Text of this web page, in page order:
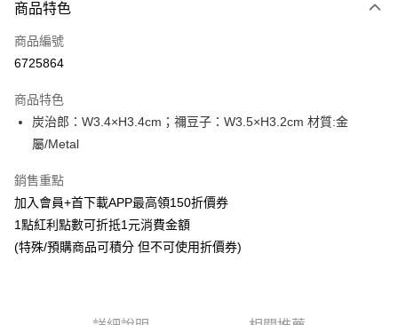
信用卡一次付款
超商取貨付款
Apple Pay
悠遊付
Google Pay
ATM付款
貨到付款
商品特色
商品編號
6725864
商品特色
炭治郎：W3.4×H3.4cm；禰豆子：W3.5×H3.2cm 材質:金
屬/Metal
銷售重點
加入會員+首下載APP最高領150折價券
1點紅利點數可折抵1元消費金額
(特殊/預購商品可積分 但不可使用折價券)